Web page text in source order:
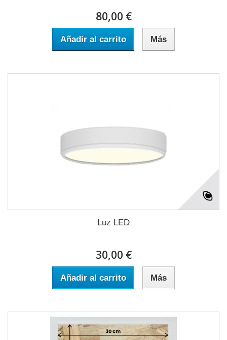
80,00 €
Añadir al carrito Más
Luz LED
30,00 €
Añadir al carrito Más